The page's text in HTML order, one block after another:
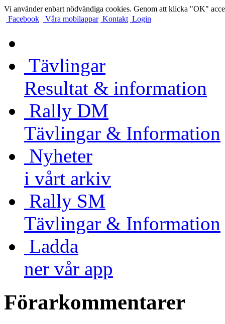
Vi använder enbart nödvändiga cookies. Genom att klicka "OK"
Facebook
Våra mobilappar Kontakt Login
Tävlingar
Resultat & information
Rally DM
Tävlingar & Information
Nyheter
i vårt arkiv
Rally SM
Tävlingar & Information
Ladda
ner vår app
Förarkommentarer